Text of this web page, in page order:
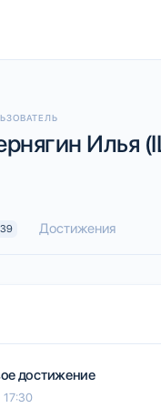
Илья
39 Достижения
достижение